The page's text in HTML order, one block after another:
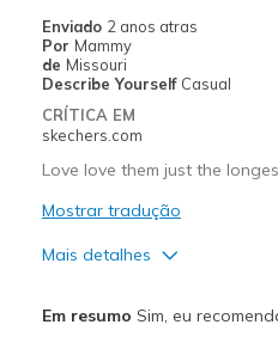
Melhores utilizações
Casual Wear
Width
Sizing
View On Shoes
Shoes
Enviado 2 anos atras
Por Mammy
de Missouri
Describe Yourself Casual
CRÍTICA EM
skechers.com
Love love them just the
Mostrar tradução
Mais detalhes
Em resumo Sim, eu